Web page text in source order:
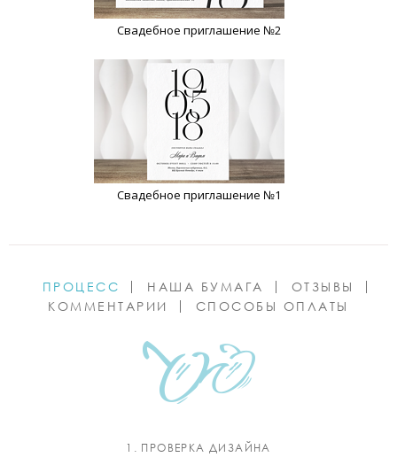
Свадебное приглашение №2
Свадебное приглашение №1
ПРОЦЕСС НАША БУМАГА
ОТЗЫВЫ
КОММЕНТАРИИ
СПОСОБЫ ОПЛАТЫ
1. ПРОВЕРКА ДИЗАЙНА